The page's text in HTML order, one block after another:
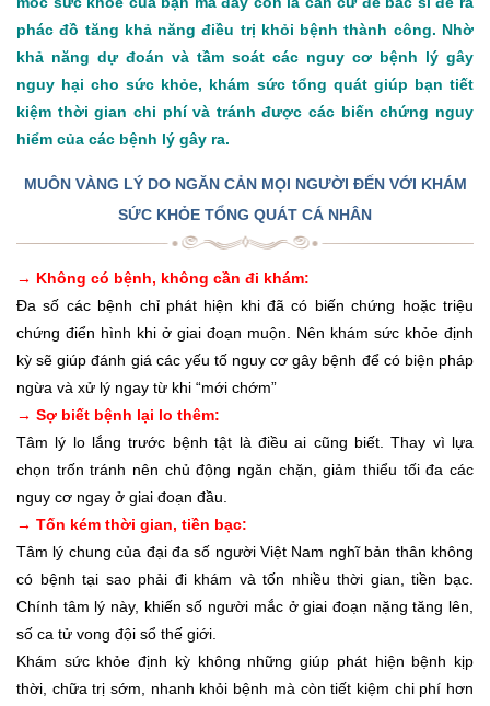
phác đồ tăng khả năng điều trị khỏi bệnh thành công. Nhờ
khả năng dự đoán và tầm soát các nguy cơ bệnh lý gây
nguy hại cho sức khỏe, khám sức tổng quát giúp bạn tiết
kiệm thời gian chi phí và tránh được các biến chứng nguy
hiểm của các bệnh lý gây ra.
MUÔN VÀNG LÝ DO NGĂN CẢN MỌI NGƯỜI ĐẾN VỚI KHÁM
SỨC KHỎE TỔNG QUÁT CÁ NHÂN
→ Không có bệnh, không cần đi khám:
Đa số các bệnh chỉ phát hiện khi đã có biến chứng hoặc triệu
chứng điển hình khi ở giai đoạn muộn. Nên khám sức khỏe định
kỳ sẽ giúp đánh giá các yếu tố nguy cơ gây bệnh để có biện pháp
ngừa và xử lý ngay từ khi “mới chớm”
→ Sợ biết bệnh lại lo thêm:
Tâm lý lo lắng trước bệnh tật là điều ai cũng biết. Thay vì lựa
chọn trốn tránh nên chủ động ngăn chặn, giảm thiểu tối đa các
nguy cơ ngay ở giai đoạn đầu.
→ Tốn kém thời gian, tiền bạc:
Tâm lý chung của đại đa số người Việt Nam nghĩ bản thân không
có bệnh tại sao phải đi khám và tốn nhiều thời gian, tiền bạc.
Chính tâm lý này, khiến số người mắc ở giai đoạn nặng tăng lên,
số ca tử vong đội sổ thế giới.
Khám sức khỏe định kỳ không những giúp phát hiện bệnh kịp
thời, chữa trị sớm, nhanh khỏi bệnh mà còn tiết kiệm chi phí hơn